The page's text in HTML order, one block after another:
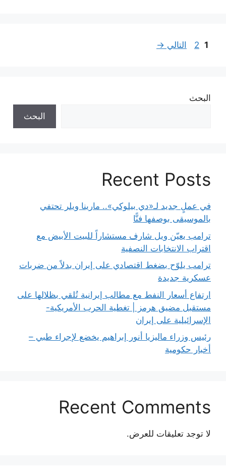
Page
1
Page
2 التالي →
البحث
البحث
Recent Posts
في عملٍ جديد لـ«دي بيلوكي».. مارينا ويلر تحتفي
بالموسيقى بوصفها فنًّا
ترامب يعيّن ويل شارف مستشاراً للبيت الأبيض مع
اقتراب الانتخابات النصفية
ترامب يلوّح بضغط اقتصادي على إيران بدلاً من ضربات
عسكرية جديدة
ارتفاع أسعار النفط مع مطالب إيرانية تُلقي بظلالها على
مستقبل مضيق هرمز | تغطية الحرب الأمريكية-
الإسرائيلية على إيران
رئيس وزراء ماليزيا أنور إبراهيم يخضع لإجراء طبي –
أخبار حكومية
Recent Comments
لا توجد تعليقات للعرض.